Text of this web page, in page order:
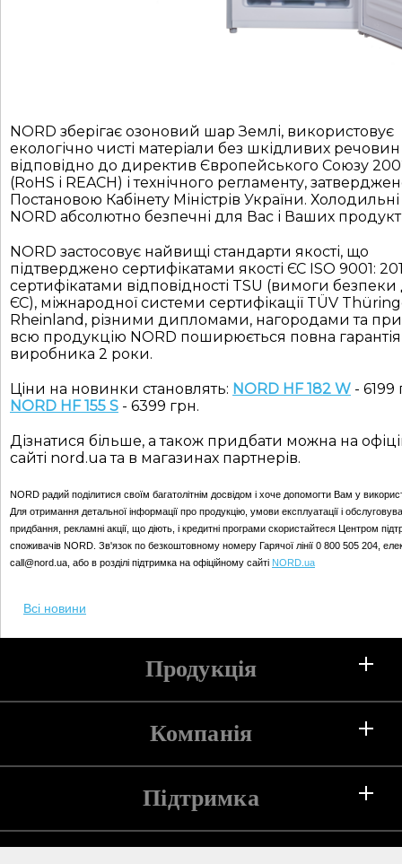
NORD зберігає озоновий шар Землі, використовує
екологічно чисті матеріали без шкідливих речовин
відповідно до директив Європейського Союзу
(RoHS і REACH) і технічного регламенту,
Постановою Кабінету Міністрів України.
NORD абсолютно безпечні для Вас і Ваших
NORD застосовує найвищі стандарти якості, що
підтверджено сертифікатами якості ЄС ISO 9001:
сертифікатами відповідності TSU (вимоги
ЄС), міжнародної системи сертифікації TÜV
Rheinland, різними дипломами, нагородами та
всю продукцію NORD поширюється повна гарантія
виробника 2 роки.
Ціни на новинки становлять: NORD HF182 W - 6199
NORD HF155 S - 6399 грн.
Дізнатися більше, а також придбати можна на
сайті nord.ua та в магазинах партнерів.
NORD радий поділитися своїм багатолітнім досвідом і хоче допомогти Вам у
Для отримання детальної інформації про продукцію, умови експлуатації і
придбання, рекламні акції, що діють, і кредитні програми скористайтеся Центром
споживачів NORD. Зв'язок по безкоштовному номеру Гарячої лінії 0 800 505 204,
call@nord.ua, або в розділі підтримка на офіційному сайті NORD.ua
Всі новини
Продукція
Холодильники
Морозильні камери
Морозильні скрині
Компресори
Компанія
Про компанію
Історія
Підтримка